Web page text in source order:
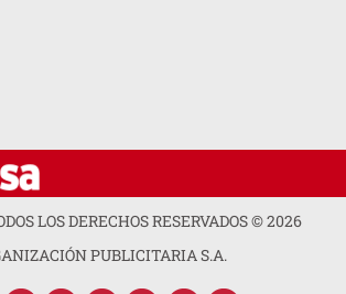
LOS DERECHOS RESERVADOS ©2026
PUBLICITARIA S.A.